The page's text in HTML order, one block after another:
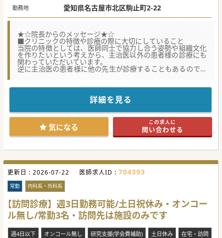
勤務地 愛知県名古屋市北区駒止町2-22
★☆院長からのメッセージ★☆
■クリニックの特徴や診療の際に大切にしていること
当院の特徴としては、医師同士で協力し合う姿勢や組織文化
を作りたいという考えから、主治医以外の患者様の診療にも
関わっていただいています。
逆に主治医の患者様に他の先生が診療することもあるので、
他の専門の医師の視点や考え方を学ぶことで、バランス感覚
■クリニックの成り立ち、経緯や将来の展望について
訪問診療に関心を持ったのは、急性期病院にて内科急性期疾
患を全般的に診療している中で、知り合いからの「在宅医療
に向いている」というアドバイスがきっかけでした。
開院当初は病院医療と在宅医療の違いに苦労しましたが、現
在は患者様にとってよりよい環境を一緒に創り上げていくた
め、全スタッフ一丸となって取り組んでいます。
■在宅医療に対するやりがいや面白さなど、これから挑戦す
る未経験の医師へ向けてメッセージ
在宅医療は、今までの病院での臨床経験を生かしつつ、さら
に医師としての幅や視野を広げることができると思っていま
す。
臨床経験を積んで医師として一定の自信がついてきたとき、
今いる環境とは違う経験がしたいと感じたら、ぜひ在宅医療
にチャレンジしてもらいたいです
★☆コンサルタントからのメッセージ★☆
【募集背景】
■国が目指す在宅医療の方針にのっとり、さらなる在宅医療
の質向上のため、常勤医師の増員の募集となります。
詳細を見る
気になる この求人に
問い合わせる
更新日 : 2026-07-22 医師求人ID : 704393
常勤 内科系・外科系
【訪問診療】週3日勤務可能/土日祝休み・オンコー
ル無し/常勤3名・訪問先は施設のみです
週4日以下 オンコール無し 研究支援(学会費補助) 土日休み 在宅・訪問